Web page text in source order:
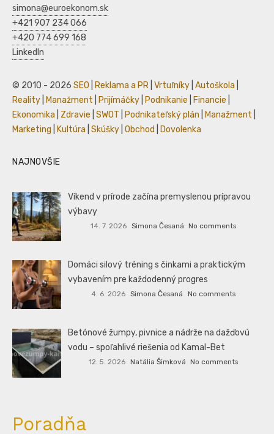
simona@euroekonom.sk
+421 907 234 066
+420 774 699 168
LinkedIn
© 2010 - 2026 SEO Reklama a PR Vrtuľníky Autoškola
Reality
Manažment Prijímáčky Podnikanie Financie
Ekonomika
Zdravie SWOT Podnikateľský plán Manažment
Marketing
Kultúra Skúšky Obchod Dovolenka
NAJNOVŠIE
Víkend v prírode začína premyslenou prípravou
výbavy
14. 7. 2026 Simona Česaná No comments
Domáci silový tréning s činkami a praktickým
vybavením pre každodenný progres
4. 6. 2026 Simona Česaná No comments
Betónové žumpy, pivnice a nádrže na dažďovú
vodu – spoľahlivé riešenia od Kamal-Bet
12. 5. 2026 Natália Šimková No comments
Poradňa